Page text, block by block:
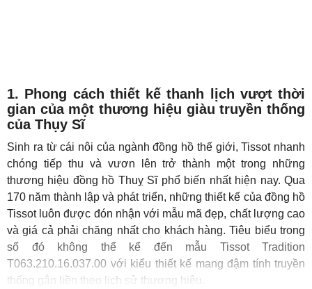
chỉ thay đổi một ít về kích thước mặt số, màu sắc để bắt kịp
với thời đại.
Tissot Tradition T063.210.16.037.00 mang một dáng vẻ của
một chiếc đồng hồ với phong cách thanh lịch, mặt số đồng
hồ được làm to tròn với phần càng dài được bo cong mềm
mại tạo nên nét cuốn hút riêng của thiết kế đồng hồ Retro.
Với kích thước bộ vỏ đồng hồ là 33mm đồng hồ sẽ dễ dàng
nằm gọn gàng trên cổ tay của các quý cô.
2. Độ hoàn thiện sản phẩm ấn tượng chuẩn
Swiss Made